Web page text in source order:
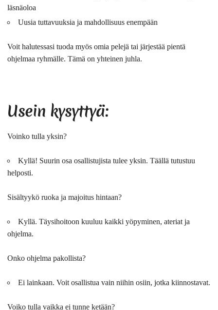
läsnäoloa
Uusia tuttavuuksia ja mahdollisuus enempään
Voit halutessasi tuoda myös omia pelejä tai järjestää pientä
ohjelmaa ryhmälle. Tämä on yhteinen juhla.
Usein kysyttyä:
Voinko tulla yksin?
Kyllä! Suurin osa osallistujista tulee yksin. Täällä tutustuu
helposti.
Sisältyykö ruoka ja majoitus hintaan?
Kyllä. Täysihoitoon kuuluu kaikki yöpyminen, ateriat ja
ohjelma.
Onko ohjelma pakollista?
Ei lainkaan. Voit osallistua vain niihin osiin, jotka kiinnostavat.
Voiko tulla vaikka ei tunne ketään?